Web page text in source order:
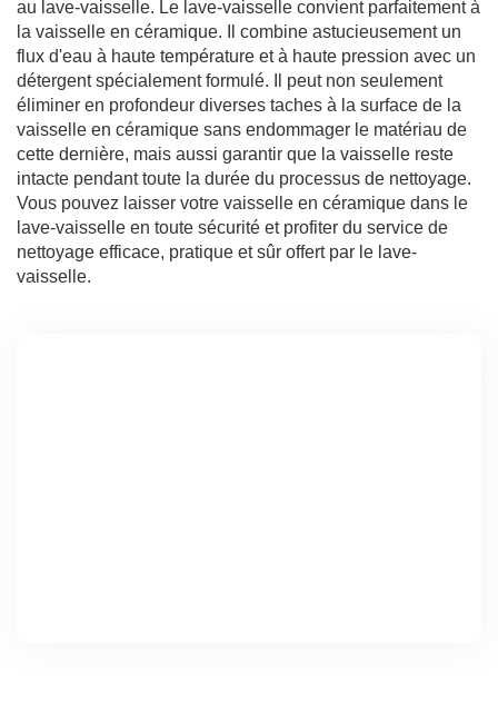
au lave-vaisselle. Le lave-vaisselle convient parfaitement à
la vaisselle en céramique. Il combine astucieusement un
flux d'eau à haute température et à haute pression avec un
détergent spécialement formulé. Il peut non seulement
éliminer en profondeur diverses taches à la surface de la
vaisselle en céramique sans endommager le matériau de
cette dernière, mais aussi garantir que la vaisselle reste
intacte pendant toute la durée du processus de nettoyage.
Vous pouvez laisser votre vaisselle en céramique dans le
lave-vaisselle en toute sécurité et profiter du service de
nettoyage efficace, pratique et sûr offert par le lave-
vaisselle.